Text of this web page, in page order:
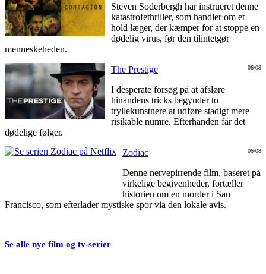
Steven Soderbergh har instrueret denne
katastrofethriller, som handler om et
hold læger, der kæmper for at stoppe en
dødelig virus, før den tilintetgør
menneskeheden.
06/08
The Prestige
I desperate forsøg på at afsløre
hinandens tricks begynder to
tryllekunstnere at udføre stadigt mere
risikable numre. Efterhånden får det
dødelige følger.
06/08
Zodiac
Denne nervepirrende film, baseret på
virkelige begivenheder, fortæller
historien om en morder i San
Francisco, som efterlader mystiske spor via den lokale avis.
Se alle nye film og tv-serier